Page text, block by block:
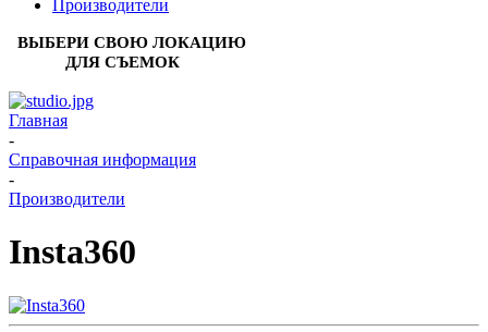
Производители
ВЫБЕРИ СВОЮ ЛОКАЦИЮ
ДЛЯ СЪЕМОК
Главная
-
Справочная информация
-
Производители
Insta360